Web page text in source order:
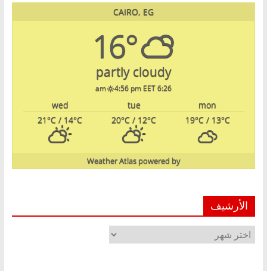
CAIRO, EG
16°
partly cloudy
6:26 am
4:56 pm EET
mon
tue
wed
19°C/ 13°C
20°C / 12°C
21°C / 14°C
powered by
Weather Atlas
الأرشيف
الأرشيف